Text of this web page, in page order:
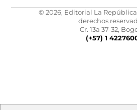
© 2026, Editorial La República
derechos
Cr. 13a 37-32,
(+57) 1